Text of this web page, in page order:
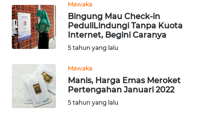
Mawaka
Bingung Mau Check-in
PeduliLindungi Tanpa Kuota
Internet, Begini Caranya
5 tahun yang lalu
Mawaka
Manis, Harga Emas Meroket
Pertengahan Januari 2022
5 tahun yang lalu
WN
DAIRI
DANAU
TOBA
WN